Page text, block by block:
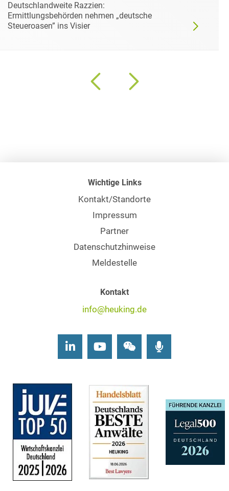
Deutschlandweite Razzien:
Ermittlungsbehörden nehmen „deutsche
Steueroasen” ins Visier
Wichtige Links
Kontakt/Standorte
Impressum
Partner
Datenschutzhinweise
Meldestelle
Kontakt
info@heuking.de
LinkedInYoutubeWechat